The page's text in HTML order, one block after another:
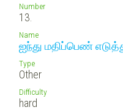
Number
13.
Name
ஐந்து மதிப்பெண்
Type
Other
Difficulty
hard